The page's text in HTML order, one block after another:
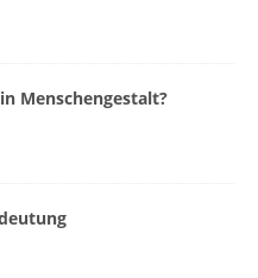
Menschengestalt?